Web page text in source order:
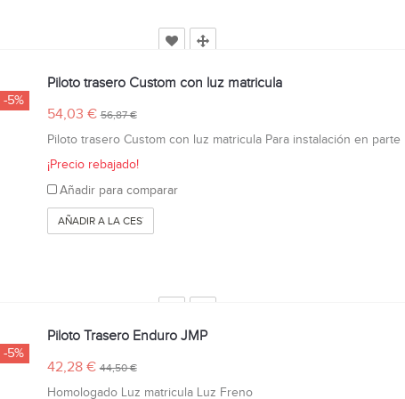
-5%
Piloto trasero Custom con luz matricula
54,03 €56,87 €
Piloto trasero Custom con luz matricula Para instalación en parte
¡Precio rebajado!
Añadir para comparar
AÑADIR A LA CESTA
-5%
Piloto Trasero Enduro JMP
42,28 €44,50 €
Homologado Luz matricula Luz Freno